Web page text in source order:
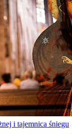
i tajemnica śniegu